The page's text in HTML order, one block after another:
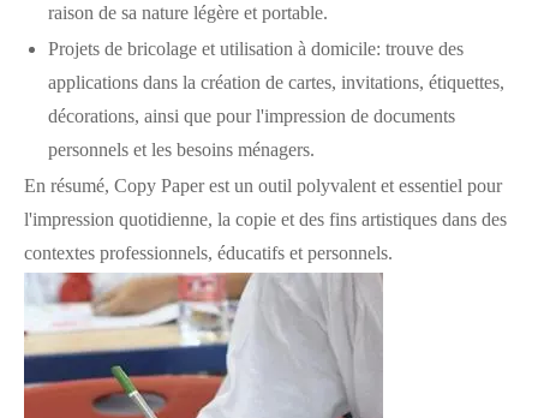
raison de sa nature légère et portable.
Projets de bricolage et utilisation à domicile: trouve des
applications dans la création de cartes, invitations, étiquettes,
décorations, ainsi que pour l'impression de documents
personnels et les besoins ménagers.
En résumé, Copy Paper est un outil polyvalent et essentiel pour
l'impression quotidienne, la copie et des fins artistiques dans des
contextes professionnels, éducatifs et personnels.